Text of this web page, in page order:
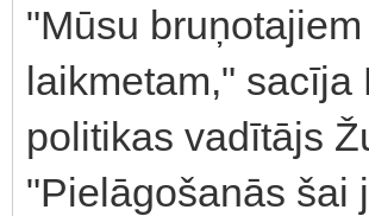
"Mūsu
laikmetam,"
politikas vadītājs
"Pielāgošanās šai